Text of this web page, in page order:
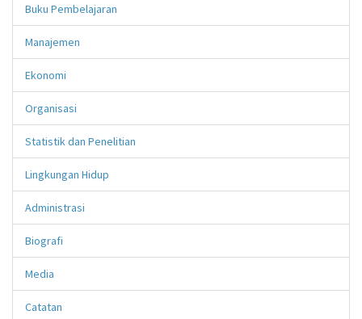
Buku Pembelajaran
Manajemen
Ekonomi
Organisasi
Statistik dan Penelitian
Lingkungan Hidup
Administrasi
Biografi
Media
Catatan